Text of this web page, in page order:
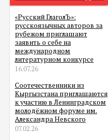
«Русский ГлаголЪ»:
русскоязычных авторов за
рубежом приглашают
заявить о себе на
международном
литературном конкурсе
16.07.26
Соотечественники из
Кыргызстана приглашаются
к участию в Ленинградском
молодёжном форуме им.
Александра Невского
07.02.26